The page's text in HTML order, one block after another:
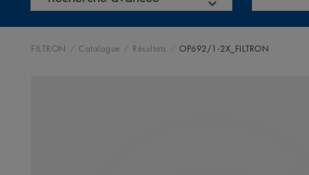
FILTRON Catalogue Résultats OP692/1-2X_FILTRON